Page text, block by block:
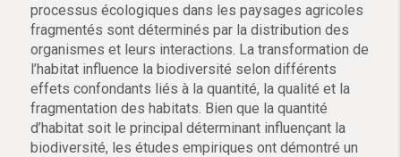
processus écologiques dans les paysages agricoles
fragmentés sont déterminés par la distribution des
organismes et leurs interactions. La transformation de
l’habitat influence la biodiversité selon différents
effets confondants liés à la quantité, la qualité et la
fragmentation des habitats. Bien que la quantité
d’habitat soit le principal déterminant influençant la
biodiversité, les études empiriques ont démontré un